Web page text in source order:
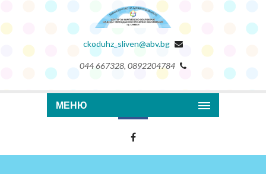
ckoduhz_sliven@abv.bg
044 667328, 0892204784
МЕНЮ